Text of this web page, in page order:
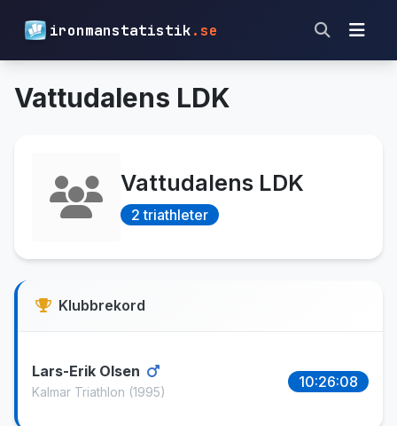
ironmanstatistik.se
Vattudalens LDK
Vattudalens LDK
2 triathleter
Klubbrekord
Lars-Erik Olsen
Kalmar Triathlon (1995)
10:26:08